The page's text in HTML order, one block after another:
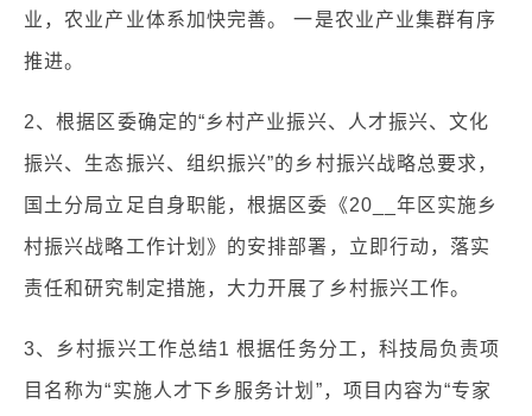
业，农业产业体系加快完善。 一是农业产业集群有序
推进。
2、根据区委确定的“乡村产业振兴、人才振兴、文化
振兴、生态振兴、组织振兴”的乡村振兴战略总要求，
国土分局立足自身职能，根据区委《20__年区实施乡
村振兴战略工作计划》的安排部署，立即行动，落实
责任和研究制定措施，大力开展了乡村振兴工作。
3、乡村振兴工作总结1 根据任务分工，科技局负责项
目名称为“实施人才下乡服务计划”，项目内容为“专家